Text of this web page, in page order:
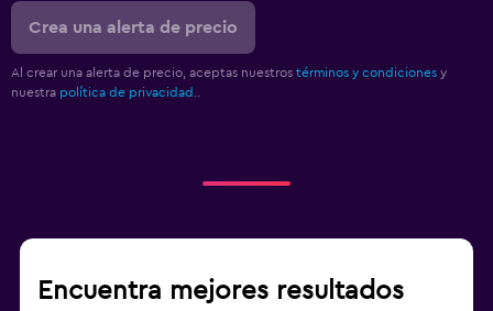
Crea una alerta de precio
Al crear una alerta de precio, aceptas nuestros términos y condiciones y
nuestra política de privacidad.
Encuentra mejores resultados